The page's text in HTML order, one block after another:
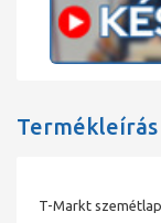
Termékleírás
T-Markt